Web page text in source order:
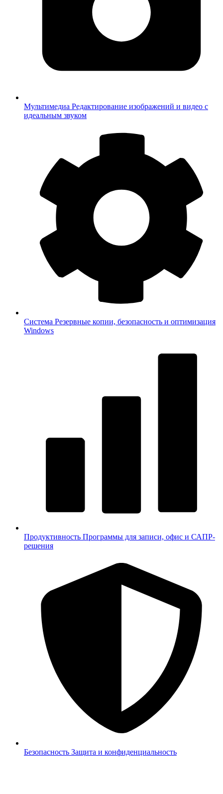
Мультимедиа Редактирование изображений и видео с
идеальным звуком
Система Резервные копии, безопасность и оптимизация
Windows
Продуктивность Программы для записи, офис и САПР-
решения
Безопасность Защита и конфиденциальность